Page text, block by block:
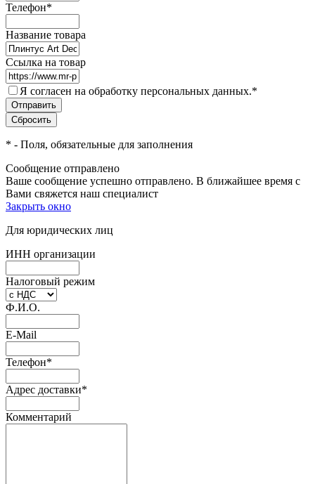
Телефон*
Название товара
Ссылка на товар
Я согласен на обработку персональных данных.*
* - Поля, обязательные для заполнения
Сообщение отправлено
Ваше сообщение успешно отправлено. В ближайшее время с
Вами свяжется наш специалист
Закрыть окно
Для юридических лиц
ИНН организации
Налоговый режим
Ф.И.О.
E-Mail
Телефон*
Адрес доставки*
Комментарий